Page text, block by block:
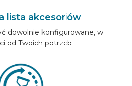
lista akcesoriów
dowolnie konfigurowane, w
od Twoich potrzeb